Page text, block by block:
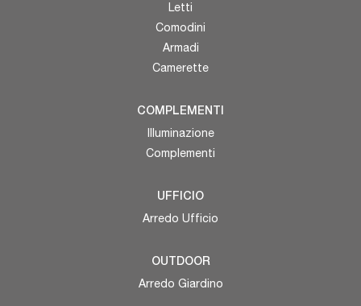
Letti
Comodini
Armadi
Camerette
COMPLEMENTI
Illuminazione
Complementi
UFFICIO
Arredo Ufficio
OUTDOOR
Arredo Giardino